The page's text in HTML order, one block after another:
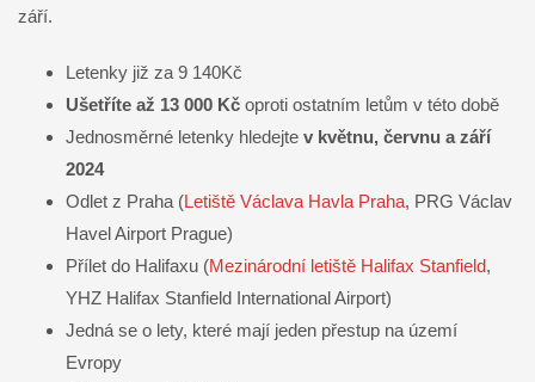
září.
Letenky již za 9 140Kč
Ušetříte až 13 000 Kč oproti ostatním letům v této době
Jednosměrné letenky hledejte v květnu, červnu a září
2024
Odlet z Praha (Letiště Václava Havla Praha, PRG Václav
Havel Airport Prague)
Přílet do Halifaxu (Mezinárodní letiště Halifax Stanfield,
YHZ Halifax Stanfield International Airport)
Jedná se o lety, které mají jeden přestup na území
Evropy